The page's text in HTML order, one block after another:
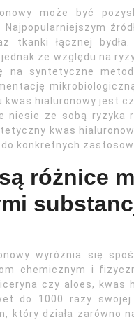
może być
Najpopularniejszym
tkanki łącznej
jednak ze względu na
na syntetyczne
kwas hialuronowy jest
niesie ze sobą ryzyka
kwas
konkretnych
różnice
wyróżnia się
chemicznym i
czy aloes, kwas
do 1000 razy
który działa zarówno